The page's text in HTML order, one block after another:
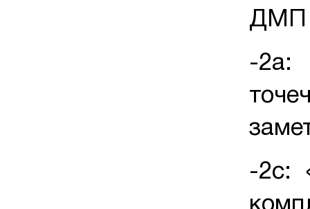
ДМП
-2а:
-2с: